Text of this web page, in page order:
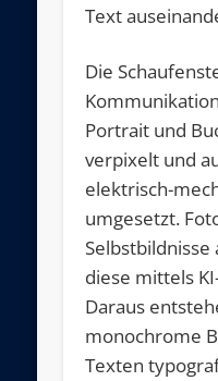
Text
Die
Portrait und
verpixelt und
elektrisch-
umgesetzt.
diese mittels
Daraus
monochrome
Texten